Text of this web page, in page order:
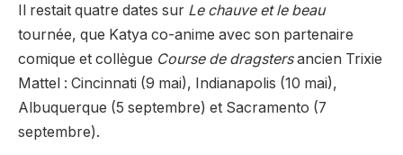
Il restait quatre dates sur Le chauve et le beau
tournée, que Katya co-anime avec son partenaire
comique et collègue Course de dragstersancien Trixie
Mattel : Cincinnati (9 mai), Indianapolis (10 mai),
Albuquerque (5 septembre) et Sacramento (7
septembre).